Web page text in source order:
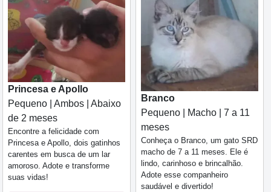
Princesa e Apollo
Pequeno | Ambos | Abaixo
de 2 meses
Encontre a felicidade com
Princesa e Apollo, dois gatinhos
carentes em busca de um lar
amoroso. Adote e transforme
suas vidas!
Branco
Pequeno | Macho | 7 a 11
meses
Conheça o Branco, um gato SRD
macho de 7 a 11 meses. Ele é
lindo, carinhoso e brincalhão.
Adote esse companheiro
saudável e divertido!